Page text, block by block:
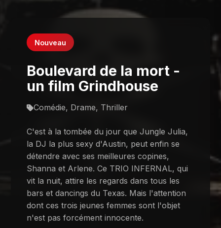
Nouveau
Boulevard de la mort -
un film Grindhouse
Comédie, Drame, Thriller
C'est à la tombée du jour que Jungle Julia,
la DJ la plus sexy d'Austin, peut enfin se
détendre avec ses meilleures copines,
Shanna et Arlene. Ce TRIO INFERNAL, qui
vit la nuit, attire les regards dans tous les
bars et dancings du Texas. Mais l'attention
dont ces trois jeunes femmes sont l'objet
n'est pas forcément innocente.